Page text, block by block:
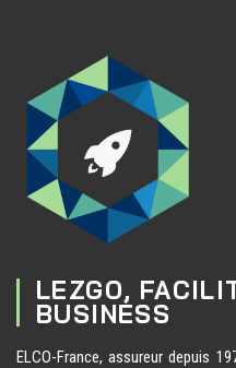
LEZGO,
BUSINESS
ELCO-France, assureur depuis